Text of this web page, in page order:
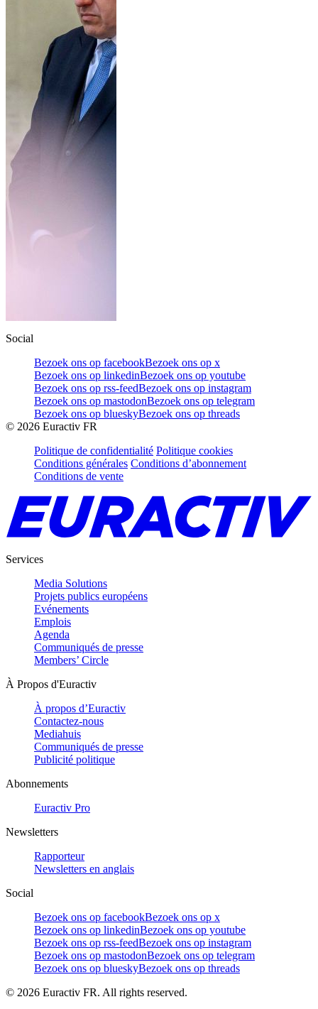
Social
Bezoek ons op facebookBezoek ons op x
Bezoek ons op linkedinBezoek ons op youtube
Bezoek ons op rss-feedBezoek ons op instagram
Bezoek ons op mastodonBezoek ons op telegram
Bezoek ons op blueskyBezoek ons op threads
© 2026 Euractiv FR
Politique de confidentialité Politique cookies
Conditions générales Conditions d’abonnement
Conditions de vente
Services
Media Solutions
Projets publics européens
Evénements
Emplois
Agenda
Communiqués de presse
Members’ Circle
À Propos d'Euractiv
À propos d’Euractiv
Contactez-nous
Mediahuis
Communiqués de presse
Publicité politique
Abonnements
Euractiv Pro
Newsletters
Rapporteur
Newsletters en anglais
Social
Bezoek ons op facebookBezoek ons op x
Bezoek ons op linkedinBezoek ons op youtube
Bezoek ons op rss-feedBezoek ons op instagram
Bezoek ons op mastodonBezoek ons op telegram
Bezoek ons op blueskyBezoek ons op threads
© 2026 Euractiv FR. All rights reserved.